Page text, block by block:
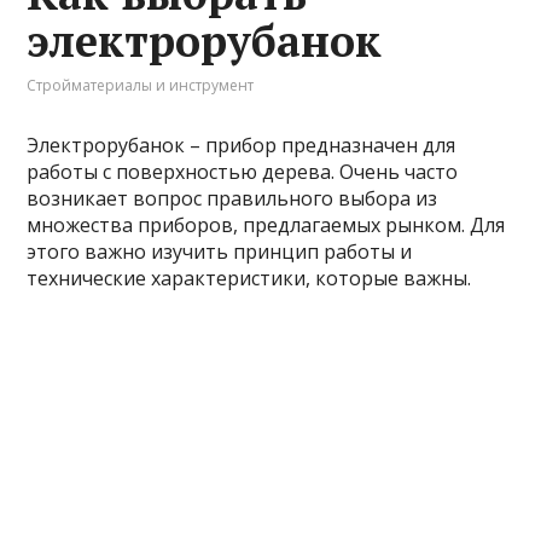
электрорубанок
Стройматериалы и инструмент
Электрорубанок – прибор предназначен для
работы с поверхностью дерева. Очень часто
возникает вопрос правильного выбора из
множества приборов, предлагаемых рынком. Для
этого важно изучить принцип работы и
технические характеристики, которые важны.